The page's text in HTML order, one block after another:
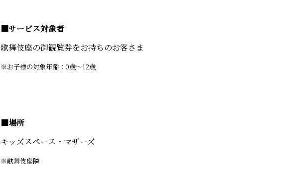
■サービス対象者
歌舞伎座の御観覧券をお持ちのお客さま
※お子様の対象年齢：0歳～12歳
■場所
キッズスペース・マザーズ
※歌舞伎座隣